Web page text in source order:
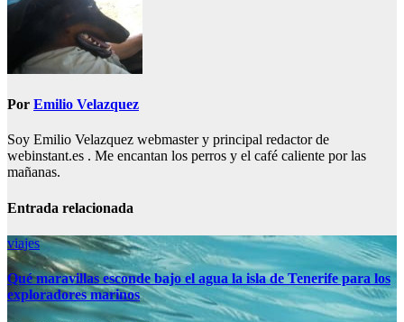
Por Emilio Velazquez
Soy Emilio Velazquez webmaster y principal redactor de
webinstant.es . Me encantan los perros y el café caliente por las
mañanas.
Entrada relacionada
viajes
Qué maravillas esconde bajo el agua la isla de Tenerife para los
exploradores marinos